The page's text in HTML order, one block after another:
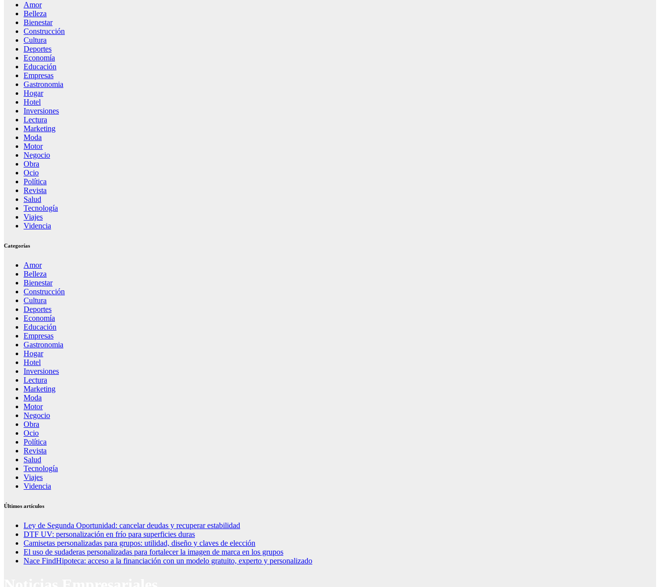
Amor
Belleza
Bienestar
Construcción
Cultura
Deportes
Economía
Educación
Empresas
Gastronomia
Hogar
Hotel
Inversiones
Lectura
Marketing
Moda
Motor
Negocio
Obra
Ocio
Política
Revista
Salud
Tecnología
Viajes
Videncia
Categorías
Amor
Belleza
Bienestar
Construcción
Cultura
Deportes
Economía
Educación
Empresas
Gastronomia
Hogar
Hotel
Inversiones
Lectura
Marketing
Moda
Motor
Negocio
Obra
Ocio
Política
Revista
Salud
Tecnología
Viajes
Videncia
Últimos artículos
Ley de Segunda Oportunidad: cancelar deudas y recuperar estabilidad
DTF UV: personalización en frío para superficies duras
Camisetas personalizadas para grupos: utilidad, diseño y claves de elección
El uso de sudaderas personalizadas para fortalecer la imagen de marca en los grupos
Nace FindHipoteca: acceso a la financiación con un modelo gratuito, experto y personalizado